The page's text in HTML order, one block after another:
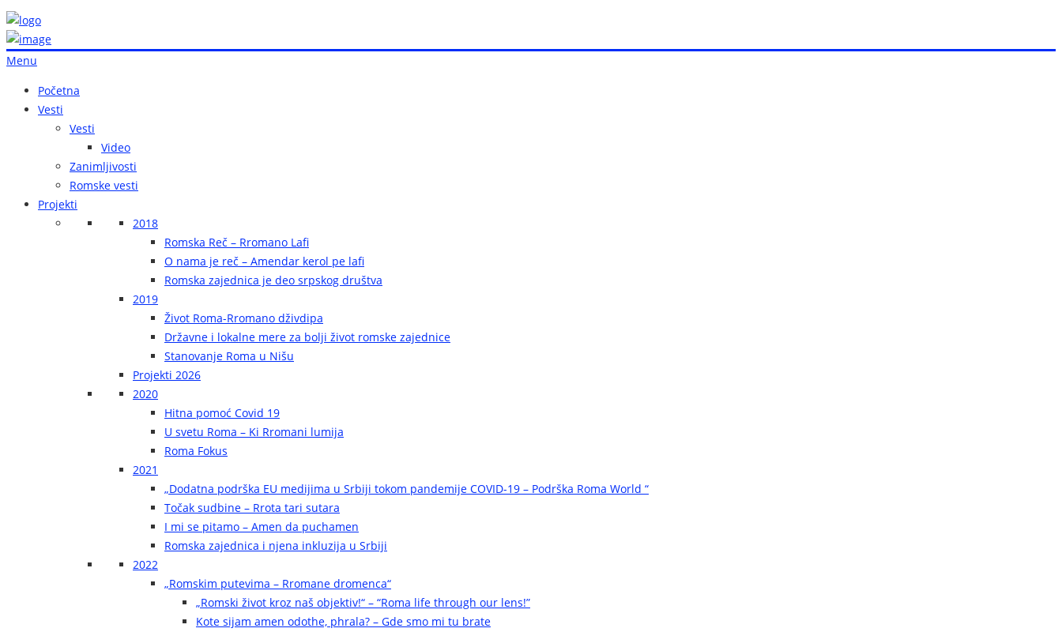
Menu
Početna
Vesti
Vesti
Video
Zanimljivosti
Romske vesti
Projekti
2018
Romska Reč – Rromano Lafi
O nama je reč – Amendar kerol pe lafi
Romska zajednica je deo srpskog društva
2019
Život Roma-Rromano dživdipa
Državne i lokalne mere za bolji život romske zajednice
Stanovanje Roma u Nišu
Projekti 2026
2020
Hitna pomoć Covid 19
U svetu Roma – Ki Rromani lumija
Roma Fokus
2021
„Dodatna podrška EU medijima u Srbiji tokom pandemije COVID-19 – Podrška Roma World “
Točak sudbine – Rrota tari sutara
I mi se pitamo – Amen da puchamen
Romska zajednica i njena inkluzija u Srbiji
2022
„Romskim putevima – Rromane dromenca“
„Romski život kroz naš objektiv!“ – “Roma life through our lens!”
Kote sijam amen odothe, phrala? – Gde smo mi tu brate